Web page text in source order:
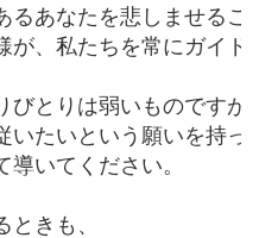
るあなたを悲しませるこ
が、私たちを常にガイ
びとりは弱いものですが
いたいという願いを持っ
いてください。
きも、